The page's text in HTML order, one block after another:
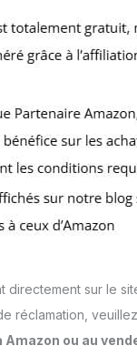
directement sur le
réclamation,
ou au